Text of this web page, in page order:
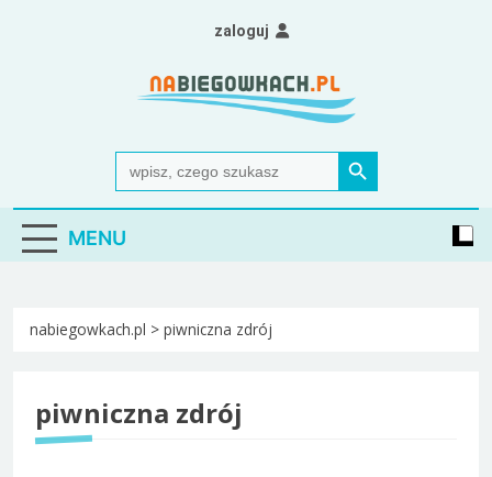
Nabiegowkach.pl
portal miłośników narciarstwa biegowego
Search
for:
Search Button
zaloguj
MENU
nabiegowkach.pl > piwniczna zdrój
piwniczna zdrój